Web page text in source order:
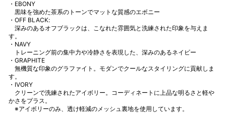
・EBONY
黒味を強めた茶系のトーンでマットな質感のエボニー
・OFF BLACK:
深みのあるオフブラックは、こなれた雰囲気と洗練された印象を与えま
す。
・NAVY
トレーニング前の集中力や冷静さを表現した、深みのあるネイビー
・GRAPHITE
無機質な印象のグラファイト。モダンでクールなスタイリングに貢献しま
す。
・IVORY
クリーンで洗練されたアイボリー。コーディネートに上品な明るさと軽や
かさをプラス。
※アイボリーのみ、透け軽減のメッシュ裏地を使用しています。